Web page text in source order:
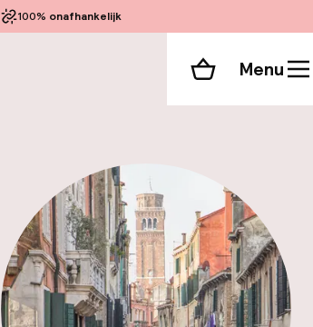
100% onafhankelijk
Winkelmand
Menu